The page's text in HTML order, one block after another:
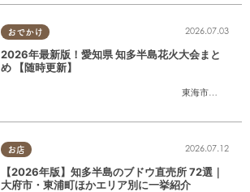
おでかけ
東海市大府市
2026.07.03
2026年最新版！愛知県 知多半島花火大会まと
め 【随時更新】
お店 2026.07.12
【2026年版】知多半島のブドウ直売所 72選｜
大府市・東浦町ほかエリア別に一挙紹介